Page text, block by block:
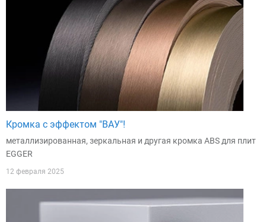
Кромка с эффектом "ВАУ"!
металлизированная, зеркальная и другая кромка ABS для плит
EGGER
12 февраля 2025